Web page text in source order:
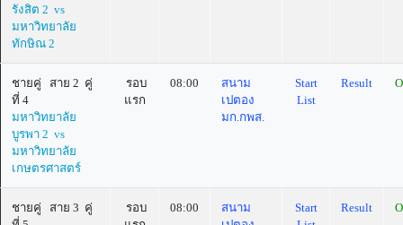
รังสิต 2 vs
มหาวิทยาลัย
ทักษิณ 2
ชายคู่ สาย 2 คู่
ที่ 4
มหาวิทยาลัย
บูรพา 2 vs
มหาวิทยาลัย
เกษตรศาสตร์
รอบ
แรก
08:00
สนาม
เปตอง
มก.กพส.
Start
List
Result
ชายคู่ สาย 3 คู่
รอบ
08:00
สนาม
Start
Result